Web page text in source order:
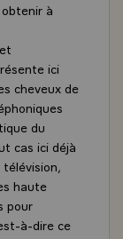
à
ici
cheveux de
du
cas ici déjà
haute
pour
à-dire ce